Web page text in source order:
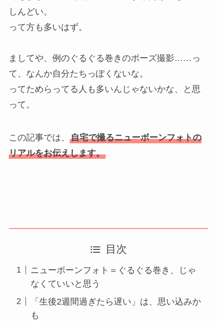
しんどい。
って方も多いはず。
ましてや、例のぐるぐる巻きのポーズ撮影……っ
て、なんか自分たちっぽくないな。
ってためらってる人も多いんじゃないかな、と思
って。
この記事では、 自宅で撮るニューボーンフォトの
リアルをお伝えします。
目次
ニューボーンフォト＝ぐるぐる巻き、じゃ
なくていいと思う
「生後2週間過ぎたら遅い」は、思い込みか
も